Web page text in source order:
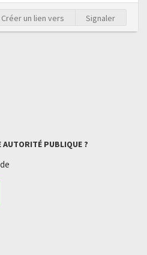
Créer un lien vers Signaler
AUTORITÉ PUBLIQUE ?